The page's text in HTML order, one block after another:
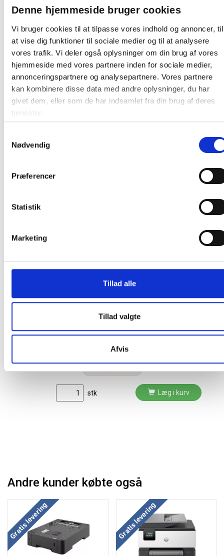
Denne hjemmeside bruger cookies
Vi bruger cookies til at tilpasse vores indhold og annoncer, til
at vise dig funktioner til sociale medier og til at analysere
vores trafik. Vi deler også oplysninger om din brug af vores
hjemmeside med vores partnere inden for sociale medier,
annonceringspartnere og analysepartnere. Vores partnere
kan kombinere disse data med andre oplysninger, du har
givet dem, eller som de har indsamlet fra din brug af deres
tjenester.
Nødvendig
Præferencer
Statistik
Marketing
Tillad alle
Tillad valgte
Afvis
Mål (B x D x H):510 x 510 x 580 mm
Cirka 26 kg
Strømforbrug:
Maksimalt: 780 W
Standby: 20 W
Dvaletilstand: 1 W
HP LaserJet Enterprise MFP M635h er velegnet til
virksomheder, der har behov for en højtydende og sikker
multifunktionsprinter med omfattende workflow-
Producent:
Gratis fragt
HP LaserJet 220v Maintenance Kit -
vedligeholdelseskit
stk Læg i kurv
Andre kunder købte også
Gratis levering Gratis levering